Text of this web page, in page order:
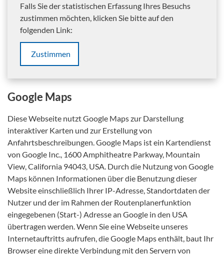
Falls Sie der statistischen Erfassung Ihres Besuchs
zustimmen möchten, klicken Sie bitte auf den
folgenden Link:
Zustimmen
Google Maps
Diese Webseite nutzt Google Maps zur Darstellung
interaktiver Karten und zur Erstellung von
Anfahrtsbeschreibungen. Google Maps ist ein Kartendienst
von Google Inc., 1600 Amphitheatre Parkway, Mountain
View, California 94043, USA. Durch die Nutzung von Google
Maps können Informationen über die Benutzung dieser
Website einschließlich Ihrer IP-Adresse, Standortdaten der
Nutzer und der im Rahmen der Routenplanerfunktion
eingegebenen (Start-) Adresse an Google in den USA
übertragen werden. Wenn Sie eine Webseite unseres
Internetauftritts aufrufen, die Google Maps enthält, baut Ihr
Browser eine direkte Verbindung mit den Servern von